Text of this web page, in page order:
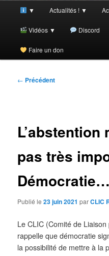
principal
▼ Actualités ! ▼
Vidéos ▼ Discord
Faire un don
Navigation
← Précédent
pas très
Démocratie…
Publié le23 juin 2021 parCLIC
Le CLIC (Comité de Liaison
rappelle que démocratie
la possibilité de mettre à la